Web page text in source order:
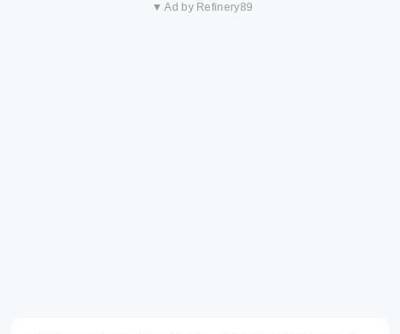
▼ Ad by Refinery89